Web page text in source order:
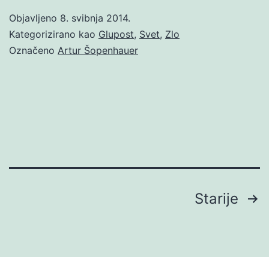
Objavljeno 8. svibnja 2014.
Kategorizirano kao Glupost, Svet, Zlo
Označeno Artur Šopenhauer
Starije